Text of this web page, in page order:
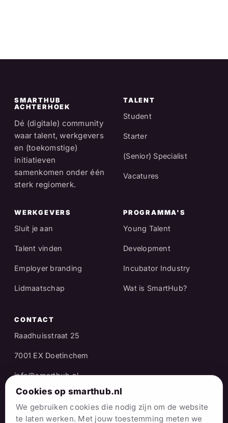
SMARTHUB
ACHTERHOEK
Dé (digitale) community
waar talent, werkgevers
en (toekomstige)
initiatieven
samenkomen onder één
sterk regiomerk.
TALENT
Student
Starter
(Senior) Specialist
Vacatures
WERKGEVERS
Sluit je aan
Talent vinden
Employer branding
Lidmaatschap
PROGRAMMA'S
Young Talent
Development
Incubator Industry
Wat is SmartHub?
CONTACT
Raadhuisstraat 25
7001 EX Doetinchem
info@smarthub.nl
06 38 06 65 16
Stuur een WhatsApp
Cookies op smarthub.nl
We gebruiken cookies die nodig zijn om de website
te laten werken. Met jouw toestemming meten we